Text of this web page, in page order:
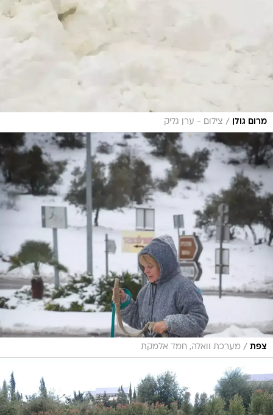
מרום גולן / צילום - ערן גליק
צפת / מערכת וואלה, חמד אלמקת